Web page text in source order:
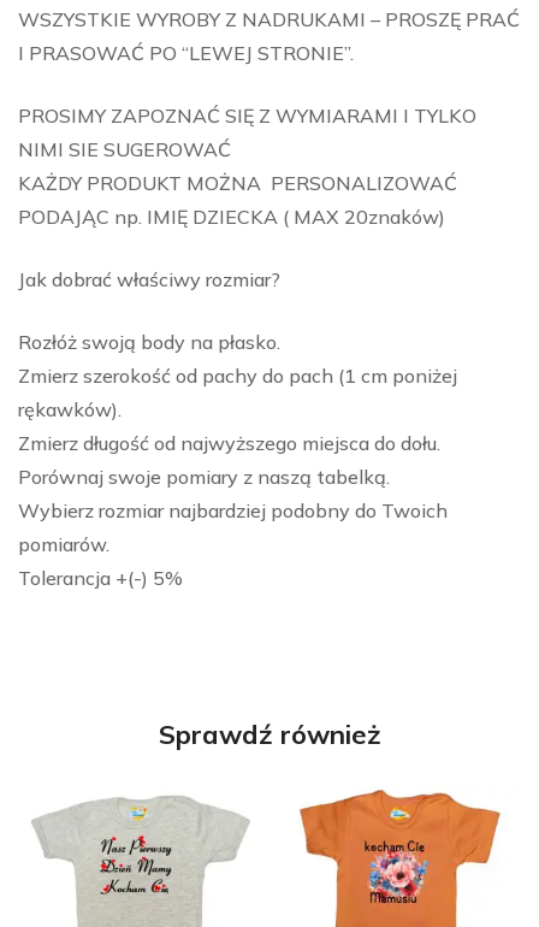
WSZYSTKIE WYROBY Z NADRUKAMI – PROSZĘ PRAĆ
I PRASOWAĆ PO “LEWEJ STRONIE”.
PROSIMY ZAPOZNAĆ SIĘ Z WYMIARAMI I TYLKO
NIMI SIE SUGEROWAĆ
KAŻDY PRODUKT MOŻNA PERSONALIZOWAĆ
PODAJĄC np. IMIĘ DZIECKA ( MAX 20znaków)
Jak dobrać właściwy rozmiar?
Rozłóż swoją body na płasko.
Zmierz szerokość od pachy do pach (1 cm poniżej
rękawków).
Zmierz długość od najwyższego miejsca do dołu.
Porównaj swoje pomiary z naszą tabelką.
Wybierz rozmiar najbardziej podobny do Twoich
pomiarów.
Tolerancja +(-) 5%
Sprawdź również